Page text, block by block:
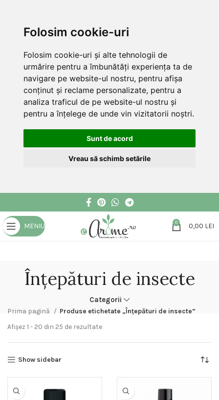
Folosim cookie-uri
Folosim cookie-uri și alte tehnologii de
urmărire pentru a îmbunătăți experiența ta de
navigare pe website-ul nostru, pentru afișa
conținut și reclame personalizate, pentru a
analiza traficul de pe website-ul nostru și
pentru a înțelege de unde vin vizitatorii noștri.
Sunt de acord
Vreau să schimb setările
MENIU 0 0,00 LEI
Înțepături de insecte
Categorii
Prima pagină
Produse etichetate „Înțepături de insecte”
Afișez 1 - 20 din 25 de rezultate
Show sidebar